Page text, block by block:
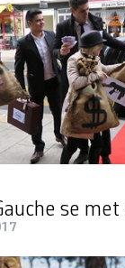
se met